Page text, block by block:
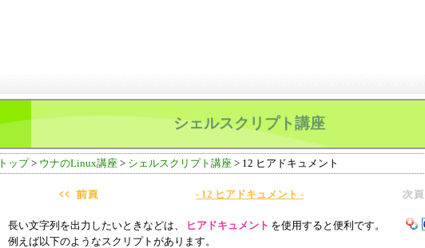
シェルスクリプト講座
トップ> ウナのLinux講座> シェルスクリプト講座> 12 ヒアドキュメント
- 12 ヒアドキュメント -
長い文字列を出力したいときなどは、 ヒアドキュメント を使用すると便利です。
例えば以下のようなスクリプトがあります。